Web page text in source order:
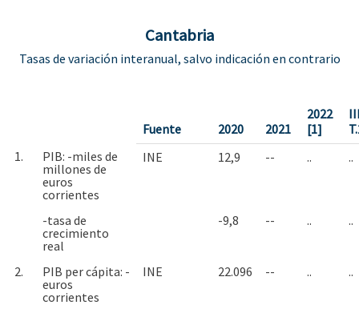
Cantabria
Tasas de variación interanual, salvo indicación en contrario
Fuente 2020 2021
2022
[1]
1.
PIB: -miles de
millones de
euros
corrientes
INE 12,9 -- .. ..
-tasa de
crecimiento
real
-9,8 -- .. ..
2.
PIB per cápita: -
euros
corrientes
INE 22.096 -- .. ..